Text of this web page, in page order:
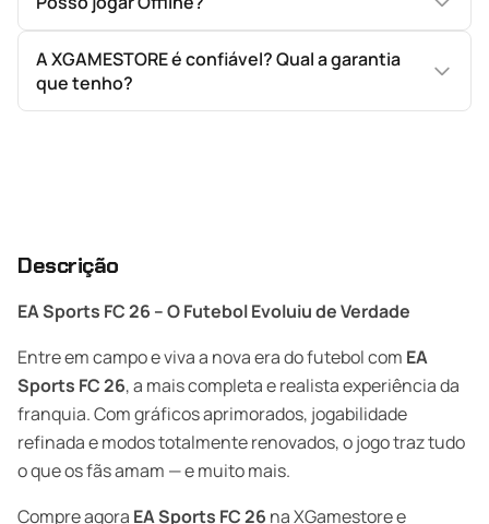
A XGAMESTORE é confiável? Qual a garantia
que tenho?
Descrição
EA Sports FC 26 – O Futebol Evoluiu de Verdade
Entre em campo e viva a nova era do futebol com EA
Sports FC 26, a mais completa e realista experiência da
franquia. Com gráficos aprimorados, jogabilidade
refinada e modos totalmente renovados, o jogo traz tudo
o que os fãs amam — e muito mais.
Compre agora EA Sports FC 26 na XGamestore e